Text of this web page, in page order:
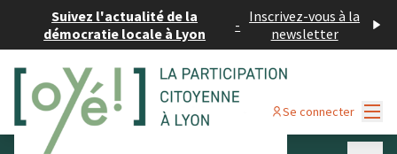
Suivez l'actualité de la
démocratie locale à Lyon
- Inscrivez-vous à la
newsletter
Se connecter